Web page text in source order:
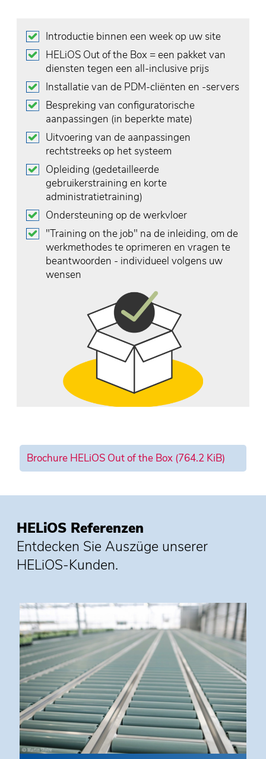
Introductie binnen een week op uw site
HELiOS Out of the Box = een pakket van
diensten tegen een all-inclusive prijs
Installatie van de PDM-cliënten en -servers
Bespreking van configuratorische
aanpassingen (in beperkte mate)
Uitvoering van de aanpassingen
rechtstreeks op het systeem
Opleiding (gedetailleerde
gebruikerstraining en korte
administratietraining)
Ondersteuning op de werkvloer
"Training on the job" na de inleiding, om de
werkmethodes te oprimeren en vragen te
beantwoorden - individueel volgens uw
wensen
Brochure HELiOS Out of the Box (764.2 KiB)
HELiOS Referenzen
Entdecken Sie Auszüge unserer
HELiOS-Kunden.